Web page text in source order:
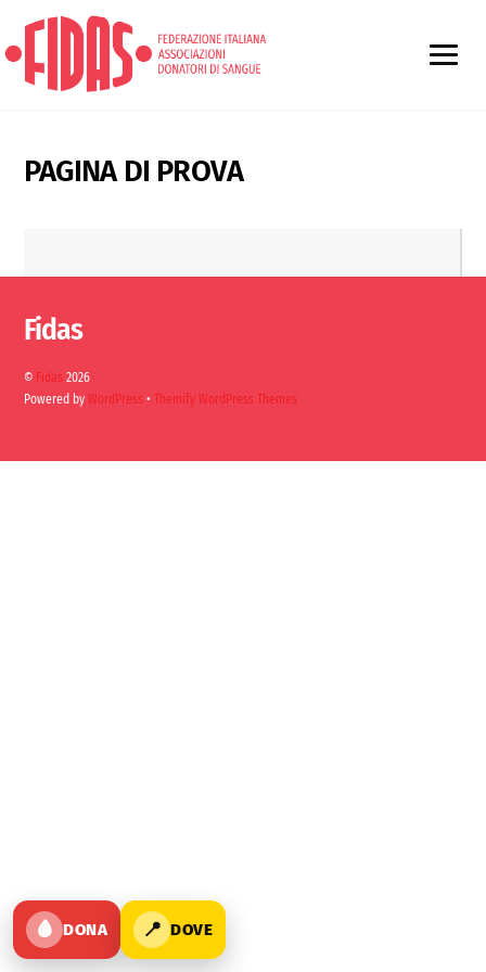
PAGINA DI PROVA
Fidas
© Fidas 2026
Powered byWordPress •Themify WordPress Themes
🩸 DONA 📍 DOVE